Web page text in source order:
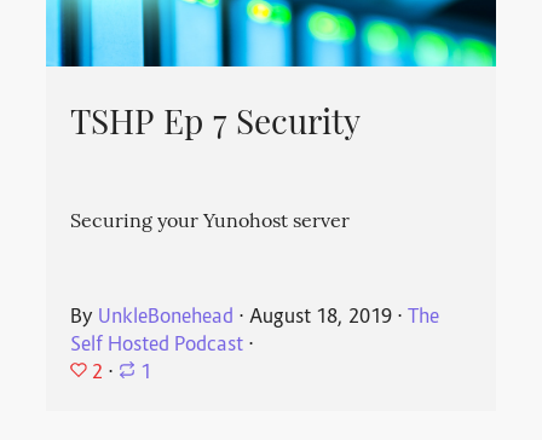
TSHP Ep 7 Security
Securing your Yunohost server
By UnkleBonehead ⋅August 18, 2019 ⋅The
Self Hosted Podcast ⋅
2 ⋅ 1